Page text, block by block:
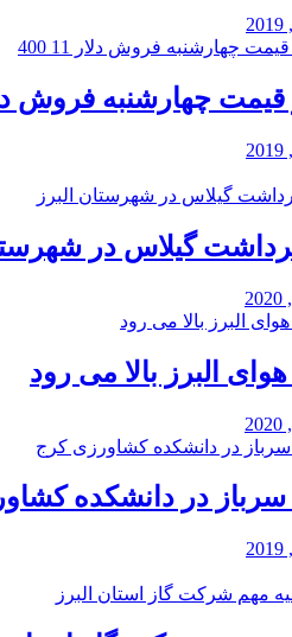
چهارشنبه فروش دلار 11
برداشت گیلاس در
البرز بالا می رود
در دانشکده